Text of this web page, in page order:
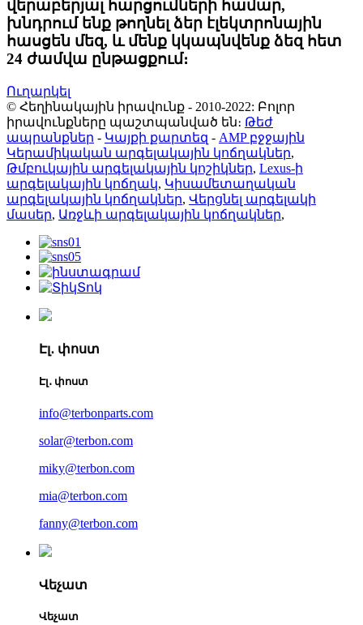
վերաբերյալ հարցումների համար,
խնդրում ենք թողնել ձեր էլեկտրոնային
հասցեն մեզ, և մենք կկապնվենք ձեզ հետ
24 ժամվա ընթացքում։
Ուղարկել
© Հեղինակային իրավունք - 2010-2022: Բոլոր
իրավունքները պաշտպանված են։ Թեժ
ապրանքներ - Կայքի քարտեզ - AMP բջջային
Կերամիկական արգելակային կոճղակներ,
Թմբուկային արգելակային կոշիկներ, Lexus-ի
արգելակային կոճղակ, Կիսամետաղական
արգելակային կոճղակներ, Վերցնել արգելակի
մասեր, Առջևի արգելակային կոճղակներ,
Էլ․ փոստ
Էլ․ փոստ
info@terbonparts.com
solar@terbon.com
miky@terbon.com
mia@terbon.com
fanny@terbon.com
Վեչատ
Վեչատ